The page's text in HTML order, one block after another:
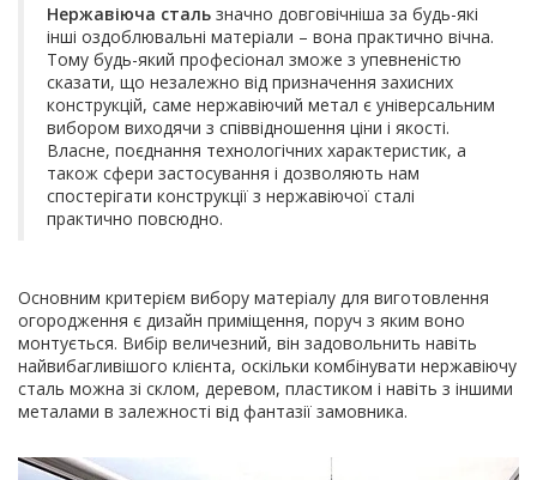
Нержавіюча сталь значно довговічніша за будь-які
інші оздоблювальні матеріали – вона практично вічна.
Тому будь-який професіонал зможе з упевненістю
сказати, що незалежно від призначення захисних
конструкцій, саме нержавіючий метал є універсальним
вибором виходячи з співвідношення ціни і якості.
Власне, поєднання технологічних характеристик, а
також сфери застосування і дозволяють нам
спостерігати конструкції з нержавіючої сталі
практично повсюдно.
Основним критерієм вибору матеріалу для виготовлення
огородження є дизайн приміщення, поруч з яким воно
монтується. Вибір величезний, він задовольнить навіть
найвибагливішого клієнта, оскільки комбінувати нержавіючу
сталь можна зі склом, деревом, пластиком і навіть з іншими
металами в залежності від фантазії замовника.